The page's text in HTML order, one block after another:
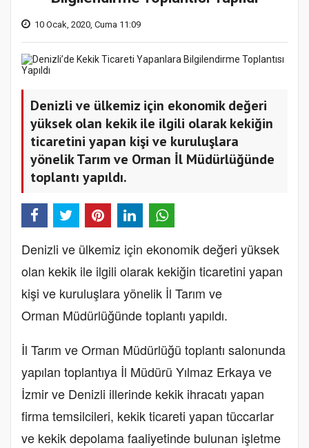
10 Ocak, 2020, Cuma 11:09
Denizli ve ülkemiz için ekonomik değeri
yüksek olan kekik ile ilgili olarak kekiğin
ticaretini yapan kişi ve kuruluşlara
yönelik Tarım ve Orman İl Müdürlüğünde
toplantı yapıldı.
Denizli ve ülkemiz için ekonomik değeri yüksek
olan kekik ile ilgili olarak kekiğin ticaretini yapan
kişi ve kuruluşlara yönelik İl Tarım ve
Orman Müdürlüğünde toplantı yapıldı.
İl Tarım ve Orman Müdürlüğü toplantı salonunda
yapılan toplantıya İl Müdürü Yılmaz Erkaya ve
İzmir ve Denizli illerinde kekik ihracatı yapan
firma temsilcileri, kekik ticareti yapan tüccarlar
ve kekik depolama faaliyetinde bulunan işletme